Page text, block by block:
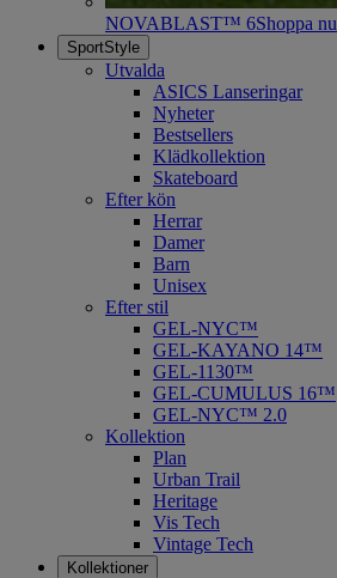
NOVABLAST™ 6Shoppa nu
SportStyle
Utvalda
ASICS Lanseringar
Nyheter
Bestsellers
Klädkollektion
Skateboard
Efter kön
Herrar
Damer
Barn
Unisex
Efter stil
GEL-NYC™
GEL-KAYANO 14™
GEL-1130™
GEL-CUMULUS 16™
GEL-NYC™ 2.0
Kollektion
Plan
Urban Trail
Heritage
Vis Tech
Vintage Tech
Kollektioner